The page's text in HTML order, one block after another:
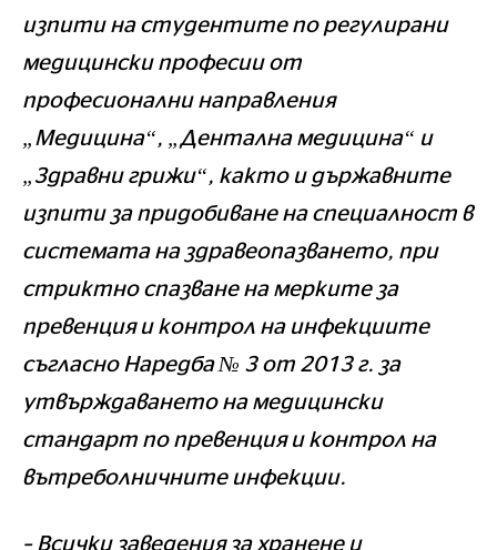
изпити на студентите по регулирани
медицински професии от
професионални направления
„Медицина“, „Дентална медицина“ и
„Здравни грижи“, както и държавните
изпити за придобиване на специалност в
системата на здравеопазването, при
стриктно спазване на мерките за
превенция и контрол на инфекциите
съгласно Наредба № 3 от 2013 г. за
утвърждаването на медицински
стандарт по превенция и контрол на
вътреболничните инфекции.
– Всички заведения за хранене и